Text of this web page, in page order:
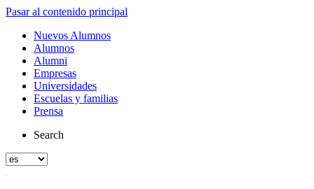
Pasar al contenido principal
Nuevos Alumnos
Alumnos
Alumni
Empresas
Universidades
Escuelas y familias
Prensa
Search